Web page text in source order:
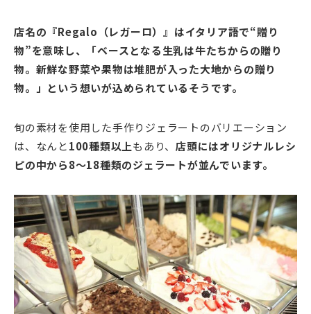
店名の『Regalo（レガーロ）』はイタリア語で“贈り
物”を意味し、「ベースとなる生乳は牛たちからの贈り
物。新鮮な野菜や果物は堆肥が入った大地からの贈り
物。」という想いが込められているそうです。
旬の素材を使用した手作りジェラートのバリエーション
は、なんと100種類以上もあり、 店頭にはオリジナルレシ
ピの中から8～18種類のジェラートが並んでいます。